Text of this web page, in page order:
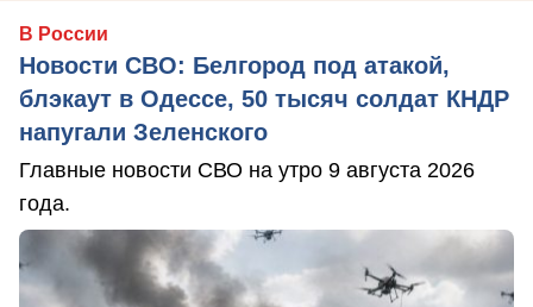
В России
Новости СВО: Белгород под атакой,
блэкаут в Одессе, 50 тысяч солдат КНДР
напугали Зеленского
Главные новости СВО на утро 9 августа 2026
года.